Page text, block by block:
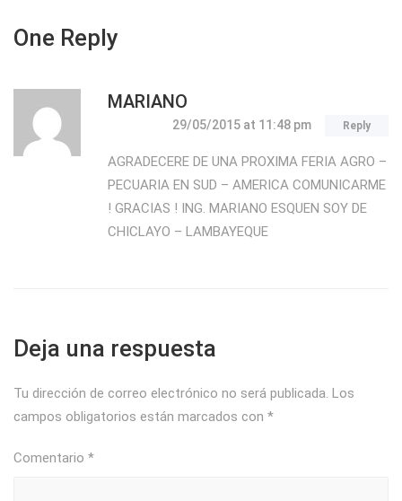
One Reply
MARIANO
29/05/2015 at 11:48 pm Reply
AGRADECERE DE UNA PROXIMA FERIA AGRO –
PECUARIA EN SUD – AMERICA COMUNICARME
! GRACIAS ! ING. MARIANO ESQUEN SOY DE
CHICLAYO – LAMBAYEQUE
Deja una respuesta
Tu dirección de correo electrónico no será publicada. Los
campos obligatorios están marcados con *
Comentario *